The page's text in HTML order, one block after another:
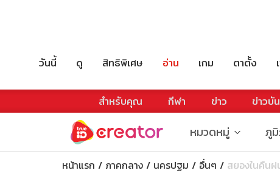
วันนี้ ดู สิทธิพิเศษ อ่าน เกม ตาตั้ง
สำหรับคุณ กีฬา ข่าว ข่าวบั
หมวดหมู่ ภู
หน้าแรก ภาคกลาง นครปฐม อื่นๆ สยองในคืน